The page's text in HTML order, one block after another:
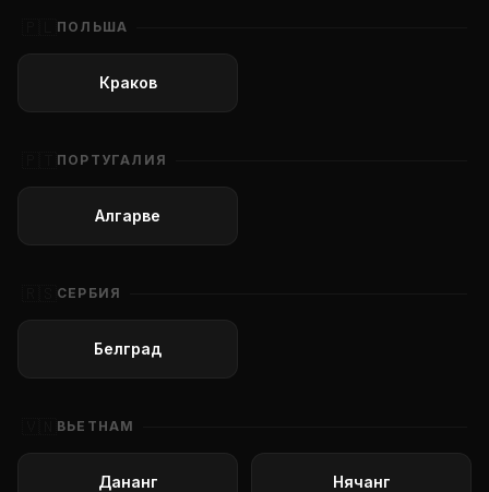
ПОЛЬША
Краков
ПОРТУГАЛИЯ
Алгарве
СЕРБИЯ
Белград
ВЬЕТНАМ
Дананг Нячанг